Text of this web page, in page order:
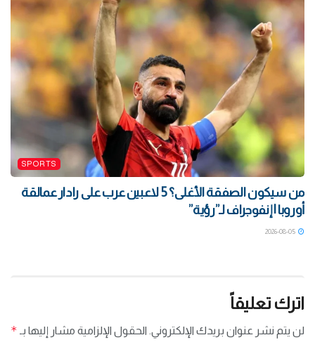
SPORTS
من سيكون الصفقة الأغلى؟ 5 لاعبين عرب على رادار عمالقة
أوروبا | إنفوجراف لـ”رؤية”
اترك تعليقاً
لن يتم نشر عنوان بريدك الإلكتروني. الحقول الإلزامية مشار إليها بـ *